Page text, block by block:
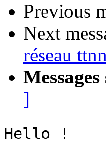
Previous
Next
réseau ttnn
]
Hello !